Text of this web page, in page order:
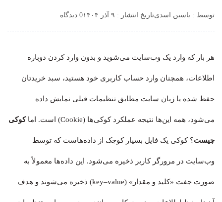
توسط : یاسین اسدیتاریخ انتشار : ۹ آذر ۱۴۰۴ 0 دیدگاه
هر بار که وارد یک وب‌سایت می‌شوید و بدون وارد کردن دوباره
اطلاعات، همچنان وارد حساب کاربری خود هستید، سبد خریدتان
حفظ شده یا زبان سایت مطابق تنظیمات قبلی نمایش داده
می‌شود، همه این‌ها نتیجه عملکرد کوکی‌ها (Cookie) است. اما کوکی
چیست؟ کوکی یک فایل بسیار کوچک از داده‌هاست که توسط
وب‌سایت در مرورگر کاربر ذخیره می‌شود. این داده‌ها معمولاً به
صورت جفت «کلید و مقدار» (key–value) ذخیره می‌شوند و هدف